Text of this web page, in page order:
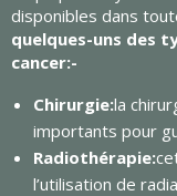
disponibles dans
quelques-uns des
cancer:-
Chirurgie:la
importants pour
Radiothérapie:
l’utilisation de